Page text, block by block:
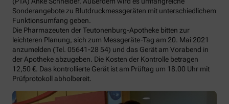
Sonderangebote zu Blutdruckmessgeräten mit unterschiedlichem
Funktionsumfang geben.
Die Pharmazeuten der Teutonenburg-Apotheke bitten zur
leichteren Planung, sich zum Messgeräte-Tag am 20. Mai 2021
anzumelden (Tel. 05641-28 54) und das Gerät am Vorabend in
der Apotheke abzugeben. Die Kosten der Kontrolle betragen
12,50 €. Das kontrollierte Gerät ist am Prüftag um 18.00 Uhr mit
Prüfprotokoll abholbereit.